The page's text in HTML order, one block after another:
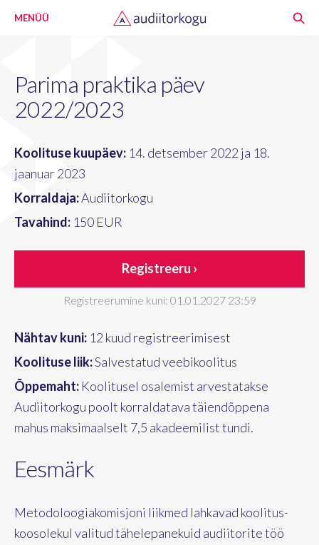
Parima praktika päev
2022/2023
Koolituse kuupäev: 14. detsember 2022 ja 18.
jaanuar 2023
Korraldaja:Audiitorkogu
Tavahind: 150 EUR
Registreeru ›
Registreerumine kuni: 01.01.2027 23:59
Nähtav kuni: 12 kuud registreerimisest
Koolituse liik:Salvestatud veebikoolitus
Õppemaht: Koolitusel osalemist arvestatakse
Audiitorkogu poolt korraldatava täiendõppena
mahus maksimaalselt 7,5 akadeemilist tundi.
Eesmärk
Metodoloogiakomisjoni liikmed lahkavad koolitus-
koosolekul valitud tähelepanekuid audiitorite töö
MENÜÜ